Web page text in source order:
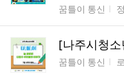
게시판명
꿈틀이 통신
[나주시청
게시판명
꿈틀이 통신